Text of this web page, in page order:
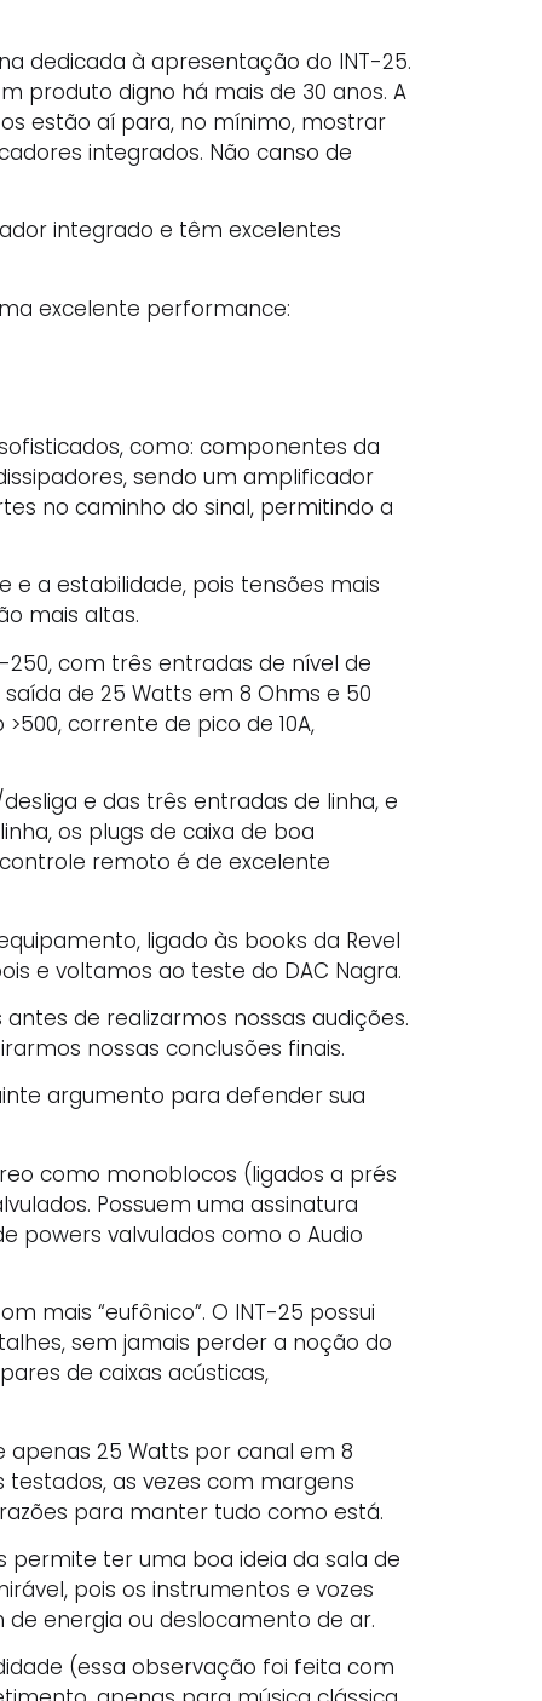
dedicada à apresentação do INT-25.
produto digno há mais de 30 anos. A
estão aí para, no mínimo, mostrar
integrados. Não canso de
integrado e têm excelentes
excelente performance:
como: componentes da
sendo um amplificador
no caminho do sinal, permitindo a
e a estabilidade, pois tensões mais
mais altas.
com três entradas de nível de
de 25 Watts em 8 Ohms e 50
corrente de pico de 10A,
e das três entradas de linha, e
os plugs de caixa de boa
remoto é de excelente
ligado às books da Revel
e voltamos ao teste do DAC Nagra.
de realizarmos nossas audições.
nossas conclusões finais.
argumento para defender sua
como monoblocos (ligados a prés
Possuem uma assinatura
powers valvulados como o Audio
mais “eufônico”. O INT-25 possui
sem jamais perder a noção do
de caixas acústicas,
apenas 25 Watts por canal em 8
as vezes com margens
para manter tudo como está.
permite ter uma boa ideia da sala de
pois os instrumentos e vozes
de energia ou deslocamento de ar.
(essa observação foi feita com